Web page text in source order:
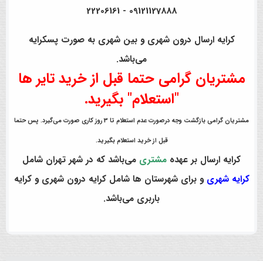
09121127888 - 22206161
کرایه ارسال درون شهری و بین شهری به صورت پسکرایه
می‌باشد.
مشتریان گرامی حتما قبل از خرید تایر ها
"استعلام" بگیرید.
مشتریان گرامی بازگشت وجه درصورت عدم استعلام تا 3 روز کاری صورت می‌گیرد. پس حتما
قبل از خرید استعلام بگیرید.
کرایه ارسال بر عهده مشتری می‌باشد که در شهر تهران شامل
کرایه شهری و برای شهرستان ها شامل کرایه درون شهری و کرایه
باربری می‌باشد.